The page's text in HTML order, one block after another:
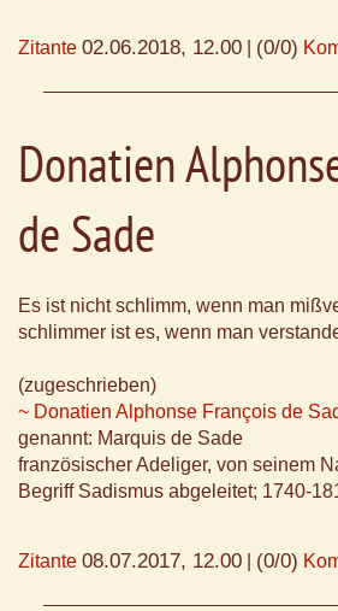
Zitante 02.06.2018, 12.00 (0/0)
Donatien
de Sade
Es ist nicht schlimm, wenn man
schlimmer ist es, wenn man
(zugeschrieben)
~ Donatien Alphonse François de
genannt: Marquis de Sade
französischer Adeliger, von seinem
Begriff Sadismus abgeleitet; 1740-
Zitante 08.07.2017, 12.00 (0/0)